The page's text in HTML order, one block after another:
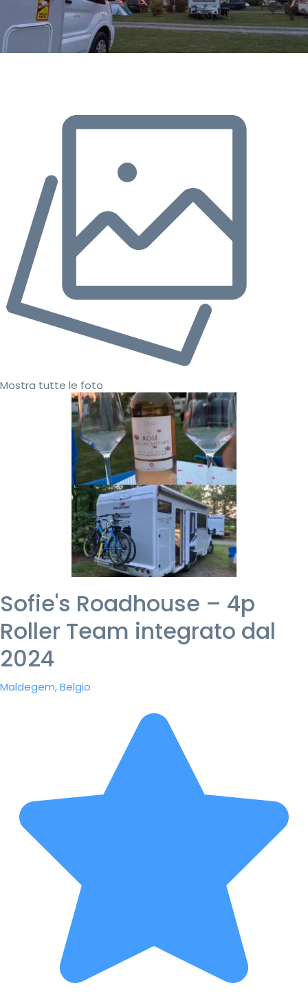
Mostra tutte le foto
Sofie's Roadhouse – 4p
Roller Team integrato dal
2024
Maldegem, Belgio